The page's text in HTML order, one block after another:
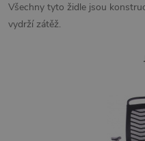
Všechny tyto židle jsou
vydrží zátěž.